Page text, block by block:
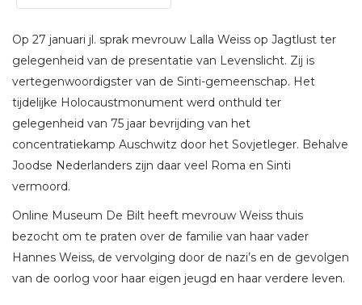
Op 27 januari jl. sprak mevrouw Lalla Weiss op Jagtlust ter
gelegenheid van de presentatie van Levenslicht. Zij is
vertegenwoordigster van de Sinti-gemeenschap. Het
tijdelijke Holocaustmonument werd onthuld ter
gelegenheid van 75 jaar bevrijding van het
concentratiekamp Auschwitz door het Sovjetleger. Behalve
Joodse Nederlanders zijn daar veel Roma en Sinti
vermoord.
Online Museum De Bilt heeft mevrouw Weiss thuis
bezocht om te praten over de familie van haar vader
Hannes Weiss, de vervolging door de nazi’s en de gevolgen
van de oorlog voor haar eigen jeugd en haar verdere leven.